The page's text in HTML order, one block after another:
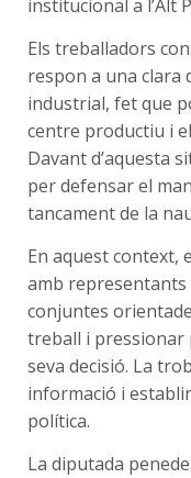
institucional a l’Alt
Els treballadors
respon a una clara
industrial, fet que
centre productiu i
Davant d’aquesta
per defensar el
tancament de la
En aquest context,
amb representants
conjuntes
treball i pressionar
seva decisió. La
informació i
política.
La diputada